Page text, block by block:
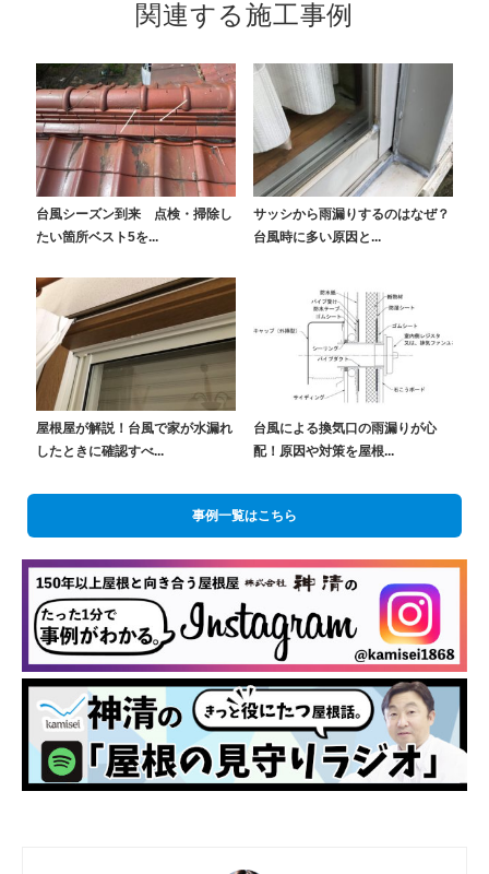
関連する施工事例
台風シーズン到来 点検・掃除し
たい箇所ベスト5を...
サッシから雨漏りするのはなぜ？
台風時に多い原因と...
屋根屋が解説！台風で家が水漏れ
したときに確認すべ...
台風による換気口の雨漏りが心
配！原因や対策を屋根...
事例一覧はこちら